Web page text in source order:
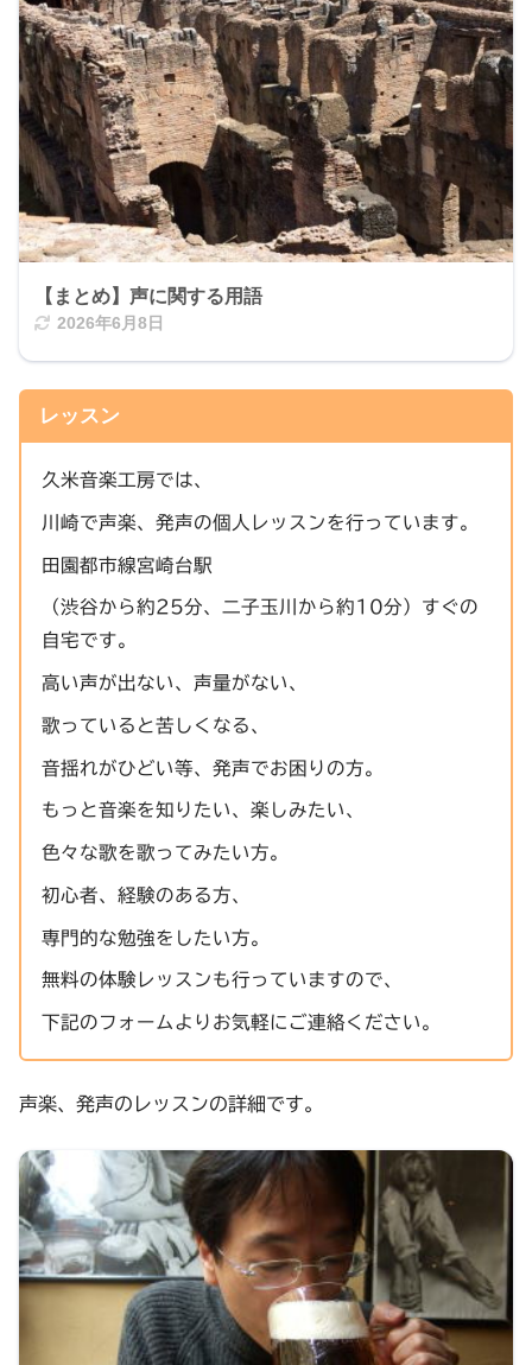
【まとめ】声に関する用語
2026年6月8日
レッスン
久米音楽工房では、
川崎で声楽、発声の個人レッスンを行っています。
田園都市線宮崎台駅
（渋谷から約25分、二子玉川から約10分）すぐの
自宅です。
高い声が出ない、声量がない、
歌っていると苦しくなる、
音揺れがひどい等、発声でお困りの方。
もっと音楽を知りたい、楽しみたい、
色々な歌を歌ってみたい方。
初心者、経験のある方、
専門的な勉強をしたい方。
無料の体験レッスンも行っていますので、
下記のフォームよりお気軽にご連絡ください。
声楽、発声のレッスンの詳細です。